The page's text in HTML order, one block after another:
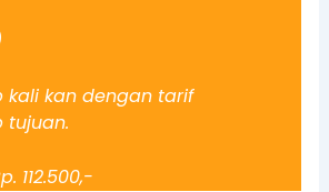
kali kan dengan tarif
tujuan.
112.500,-